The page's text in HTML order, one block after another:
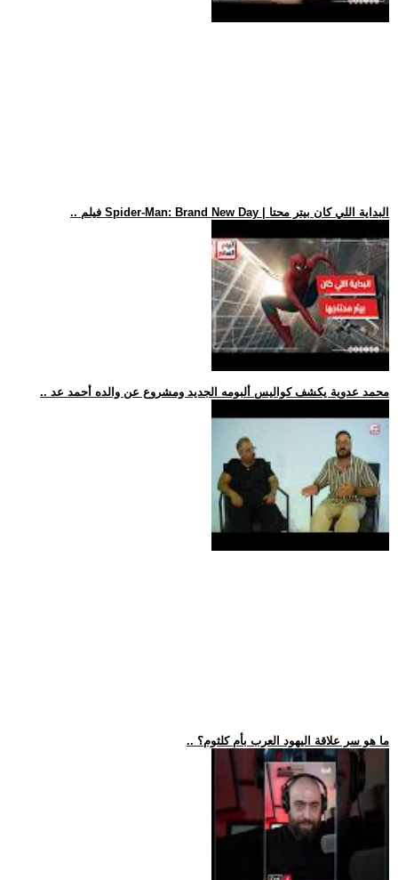
.. فيلم Spider-Man: Brand New Day | البداية اللي كان بيتر محتا
.. محمد عدوية يكشف كواليس ألبومه الجديد ومشروع عن والده أحمد عد
.. ما هو سر علاقة اليهود العرب بأم كلثوم؟